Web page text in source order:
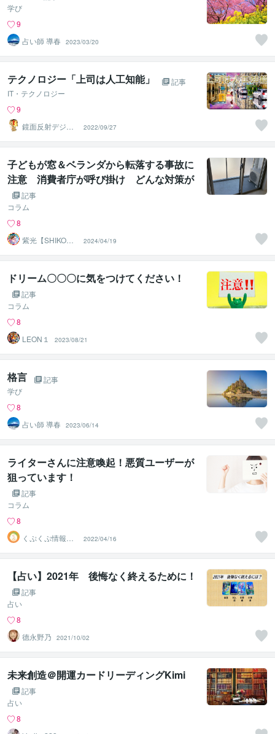
学び
9
占い師 導春
2023/03/20
テクノロジー「上司は人工知能」
記事
IT・テクノロジー
9
鏡面反射デジタ
ルアート製作所
（鈴木穣）
2022/09/27
子どもが窓＆ベランダから転落する事故に
注意 消費者庁が呼び掛け どんな対策が
必要？
記事
コラム
8
紫光【SHIKO】
遠隔透視鑑定士
2024/04/19
ドリーム〇〇〇に気をつけてください！
記事
コラム
8
LEON１
2023/08/21
格言
記事
学び
8
占い師 導春
2023/06/14
ライターさんに注意喚起！悪質ユーザーが
狙っています！
記事
コラム
8
くぷくぷ情報局
＠8月上旬受付再
開
2022/04/16
【占い】2021年 後悔なく終えるために！
記事
占い
8
德永野乃
2021/10/02
未来創造＠開運カードリーディングKimi
記事
占い
8